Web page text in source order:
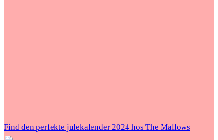
Find den perfekte julekalender 2024 hos The Mallows